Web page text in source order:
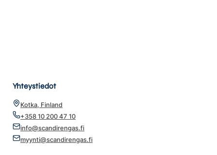
Yhteystiedot
Kotka, Finland
+358 10 200 47 10
info@scandirengas.fi
myynti@scandirengas.fi